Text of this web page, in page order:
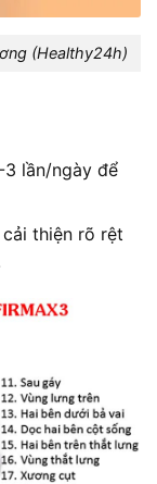
(Healthy24h)
3 lần/ngày để
thiện rõ rệt